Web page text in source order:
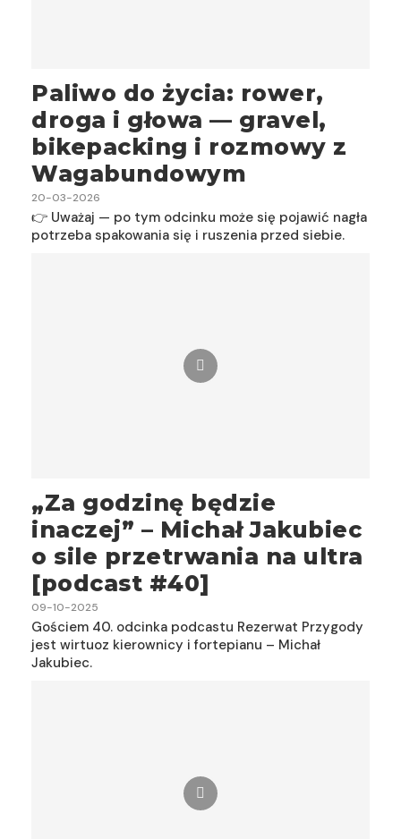
Paliwo do życia: rower,
droga i głowa — gravel,
bikepacking i rozmowy z
Wagabundowym
20-03-2026
👉 Uważaj — po tym odcinku może się pojawić nagła
potrzeba spakowania się i ruszenia przed siebie.
„Za godzinę będzie
inaczej” – Michał Jakubiec
o sile przetrwania na ultra
[podcast #40]
09-10-2025
Gościem 40. odcinka podcastu Rezerwat Przygody
jest wirtuoz kierownicy i fortepianu – Michał
Jakubiec.